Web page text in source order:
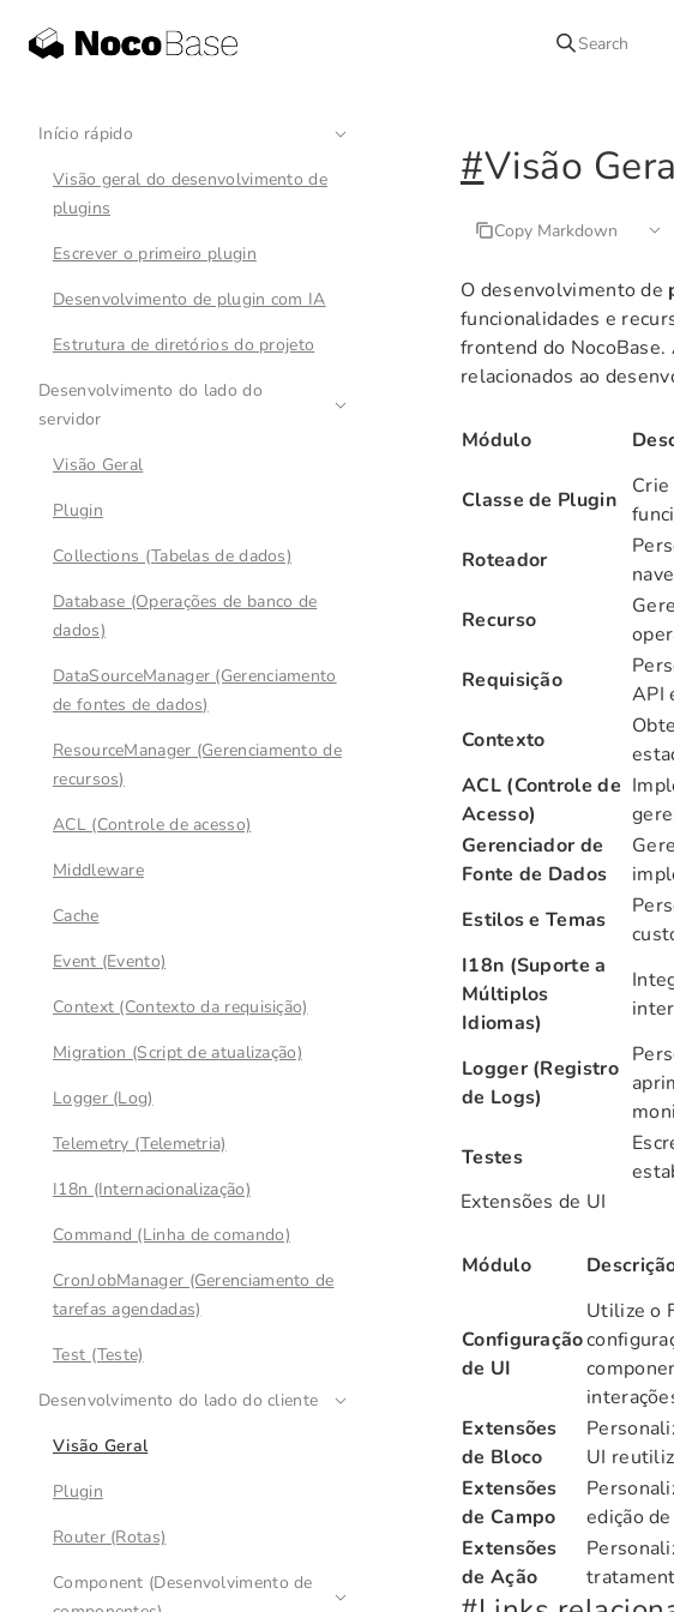
Search
Início rápido
Visão geral do desenvolvimento de
plugins
Escrever o primeiro plugin
Desenvolvimento de plugin com IA
Estrutura de diretórios do projeto
Desenvolvimento do lado do
servidor
Visão Geral
Plugin
Collections (Tabelas de dados)
Database (Operações de banco de
dados)
DataSourceManager (Gerenciamento
de fontes de dados)
ResourceManager (Gerenciamento de
recursos)
ACL (Controle de acesso)
Middleware
Cache
Event (Evento)
Context (Contexto da requisição)
Migration (Script de atualização)
Logger (Log)
Telemetry (Telemetria)
I18n (Internacionalização)
Command (Linha de comando)
CronJobManager (Gerenciamento de
tarefas agendadas)
Test (Teste)
Desenvolvimento do lado do cliente
Visão Geral
Plugin
Router (Rotas)
Component (Desenvolvimento de
#Visão
Copy Markdown
O desenvolvimento de
funcionalidades e
frontend do NocoBase.
relacionados ao
Módulo
Classe de Plugin
Roteador
Recurso
Requisição
API
Contexto
ACL (Controle de
Acesso)
Gerenciador de
Fonte de Dados
Estilos e Temas
I18n (Suporte a
Múltiplos
Idiomas)
Logger (Registro
de Logs)
Testes
Extensões de UI
Módulo
Configuração
de UI
Utilize o
Extensões
de Bloco
UI
Extensões
de Campo
edição
Extensões
de Ação